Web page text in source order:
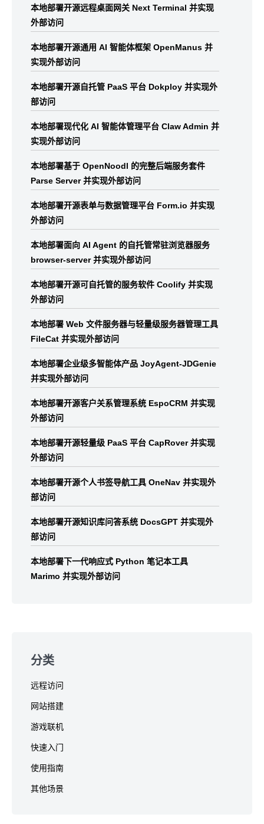
本地部署开源远程桌面网关 Next Terminal 并实现
外部访问
本地部署开源通用 AI 智能体框架 OpenManus 并
实现外部访问
本地部署开源自托管 PaaS 平台 Dokploy 并实现外
部访问
本地部署现代化 AI 智能体管理平台 Claw Admin 并
实现外部访问
本地部署基于 OpenNoodl 的完整后端服务套件
Parse Server 并实现外部访问
本地部署开源表单与数据管理平台 Form.io 并实现
外部访问
本地部署面向 AI Agent 的自托管常驻浏览器服务
browser-server 并实现外部访问
本地部署开源可自托管的服务软件 Coolify 并实现
外部访问
本地部署 Web 文件服务器与轻量级服务器管理工具
FileCat 并实现外部访问
本地部署企业级多智能体产品 JoyAgent-JDGenie
并实现外部访问
本地部署开源客户关系管理系统 EspoCRM 并实现
外部访问
本地部署开源轻量级 PaaS 平台 CapRover 并实现
外部访问
本地部署开源个人书签导航工具 OneNav 并实现外
部访问
本地部署开源知识库问答系统 DocsGPT 并实现外
部访问
本地部署下一代响应式 Python 笔记本工具
Marimo 并实现外部访问
分类
远程访问
网站搭建
游戏联机
快速入门
使用指南
其他场景